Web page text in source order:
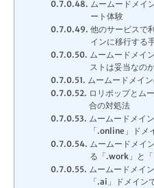
ムームードメイ
ート体験
他のサービスで
インに移行する
ムームードメイ
ストは妥当なの
ムームードメイ
ロリポップとム
合の対処法
ムームードメイ
「.online」ドメ
ムームードメイ
る「.work」と
ムームードメイ
「.ai」ドメイン